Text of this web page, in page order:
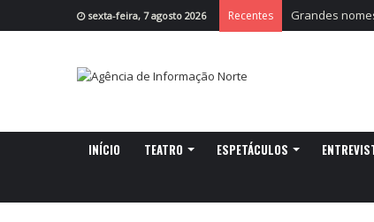
sexta-feira, 7 agosto 2026 Recentes Grandes
INÍCIO TEATRO ESPETÁCULOS